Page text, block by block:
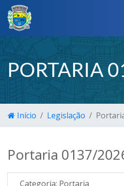
PORTARIA
Início Legislação
Portaria 0137/
Categoria: Portaria